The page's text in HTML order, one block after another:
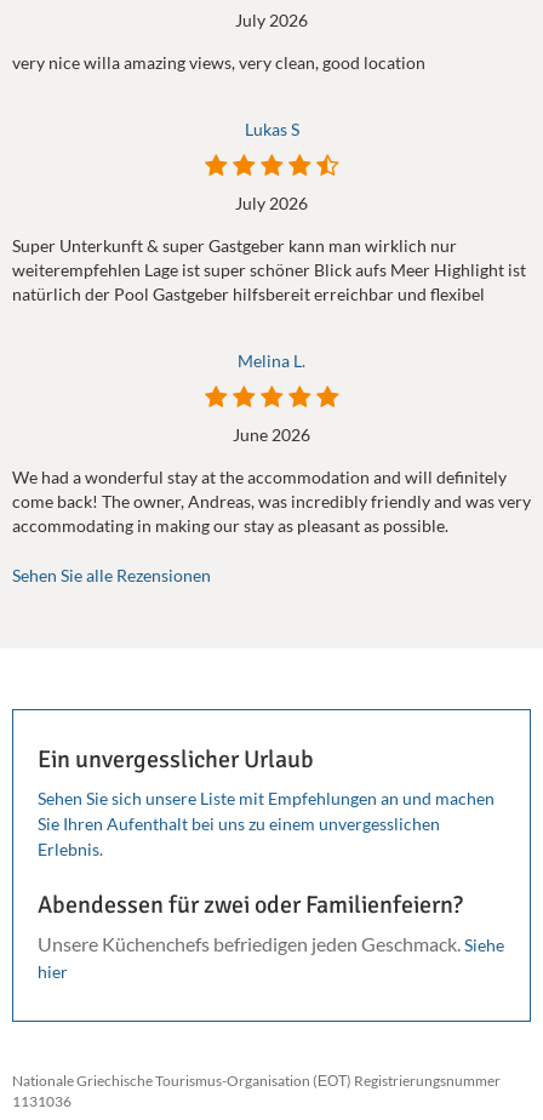
July 2026
very nice willa amazing views, very clean, good location
Lukas S
July 2026
Super Unterkunft & super Gastgeber kann man wirklich nur
weiterempfehlen Lage ist super schöner Blick aufs Meer Highlight ist
natürlich der Pool Gastgeber hilfsbereit erreichbar und flexibel
Melina L.
June 2026
We had a wonderful stay at the accommodation and will definitely
come back! The owner, Andreas, was incredibly friendly and was very
accommodating in making our stay as pleasant as possible.
Sehen Sie alle Rezensionen
Ein unvergesslicher Urlaub
Sehen Sie sich unsere Liste mit Empfehlungen an und machen
Sie Ihren Aufenthalt bei uns zu einem unvergesslichen
Erlebnis.
Abendessen für zwei oder Familienfeiern?
Unsere Küchenchefs befriedigen jeden Geschmack.Siehe
hier
Nationale Griechische Tourismus-Organisation (ΕΟΤ) Registrierungsnummer
1131036